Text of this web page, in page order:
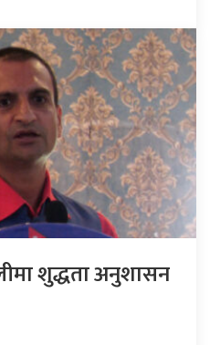
शुद्धता अनुशासन